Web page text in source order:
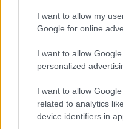
I want to allow my
Google for online
I want to allow
personalized
I want to allow
related to analytics
device identifiers in
Από τη Δευτέρα, οι
και το προσωπικό
συγκροτήματος,
επιδρομές,
σπίτια, μεγάλες